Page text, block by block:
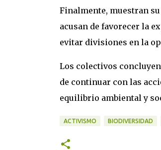
Finalmente, muestran su
acusan de favorecer la
evitar divisiones en la
Los colectivos
de continuar con las
equilibrio ambiental y
ACTIVISMO BIODIVERSIDAD